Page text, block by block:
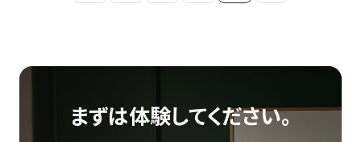
まずは体験してください。